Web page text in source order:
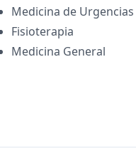
Medicina de Urgencias
Fisioterapia
Medicina General